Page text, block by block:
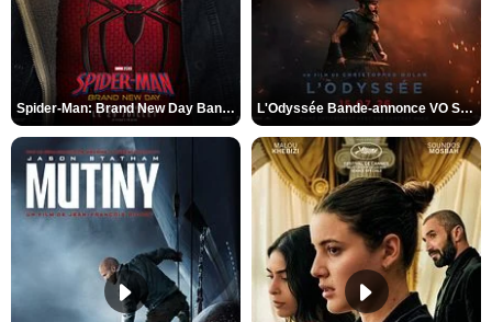
Spider-Man: Brand New Day Bande-annonce VO STFR L'Odyssée Bande-annonce VO STFR